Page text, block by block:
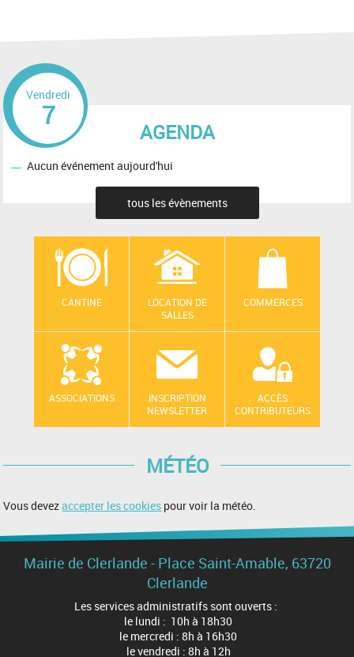
AGENDA
Vendredi
7
Aucun événement aujourd'hui
tous les évènements
CANTINE
LOCATION DE
SALLES
COMMERCES
ASSOCIATIONS
INSCRIPTION
NEWSLETTER
ACCÈS
CONTRIBUTEURS
MÉTÉO
Vous devezaccepter les cookies pour voir la météo.
Mairie de Clerlande - Place Saint-Amable, 63720
Clerlande
Les services administratifs sont ouverts :
le lundi : 10h à 18h30
le mercredi : 8h à 16h30
le vendredi : 8h à 12h